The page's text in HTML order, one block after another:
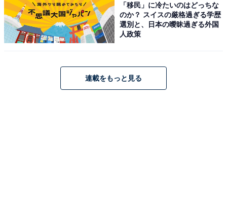
＞47位までのランキング結果を見る
【おすすめ記事】
「移民」に冷たいのはどっちな
のか？ スイスの厳格過ぎる学歴
選別と、日本の曖昧過ぎる外国
人政策
連載をもっと見る